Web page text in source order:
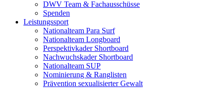
DWV Team & Fachausschüsse
Spenden
Leistungssport
Nationalteam Para Surf
Nationalteam Longboard
Perspektivkader Shortboard
Nachwuchskader Shortboard
Nationalteam SUP
Nominierung & Ranglisten
Prävention sexualisierter Gewalt